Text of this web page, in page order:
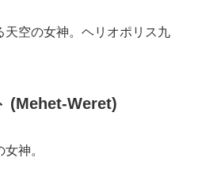
天空の女神。ヘリオポリス九
(Mehet-Weret)
神。